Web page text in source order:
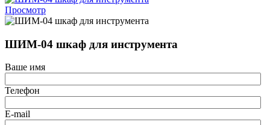
Просмотр
ШИМ-04 шкаф для инструмента
Ваше имя
Телефон
E-mail